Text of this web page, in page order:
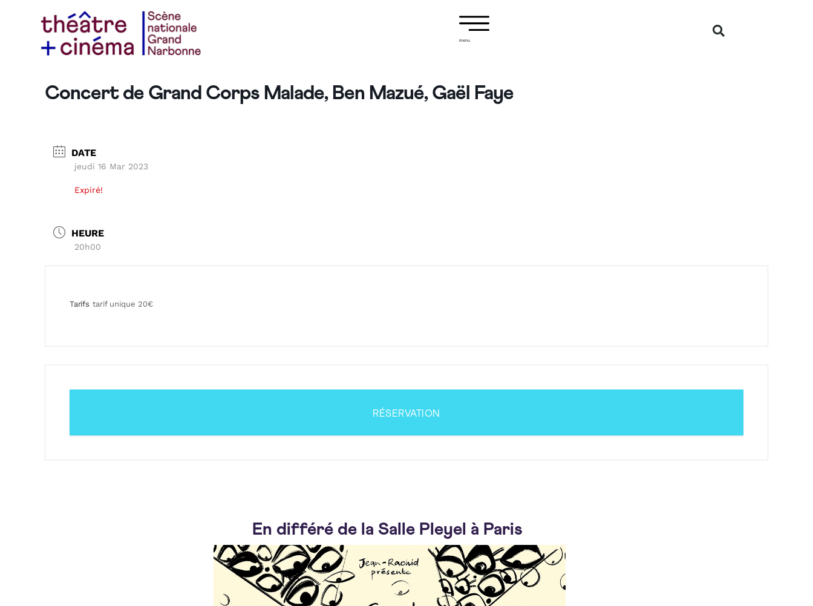
menu
Concert de Grand Corps Malade, Ben Mazué, Gaël Faye
DATE
jeudi 16 Mar 2023
Expiré!
HEURE
20h00
Tarifs tarif unique 20€
RÉSERVATION
En différé de la Salle Pleyel à Paris